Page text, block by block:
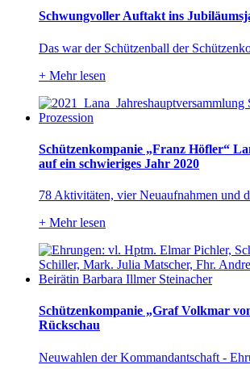
Schwungvoller Auftakt ins
Das war der Schützenball der
+ Mehr lesen
Schützenkompanie „Franz Höfler“
auf ein schwieriges Jahr 2020
78 Aktivitäten, vier Neuaufnahmen und
+ Mehr lesen
Schützenkompanie „Graf Volkmar
Rückschau
Neuwahlen der Kommandantschaft -